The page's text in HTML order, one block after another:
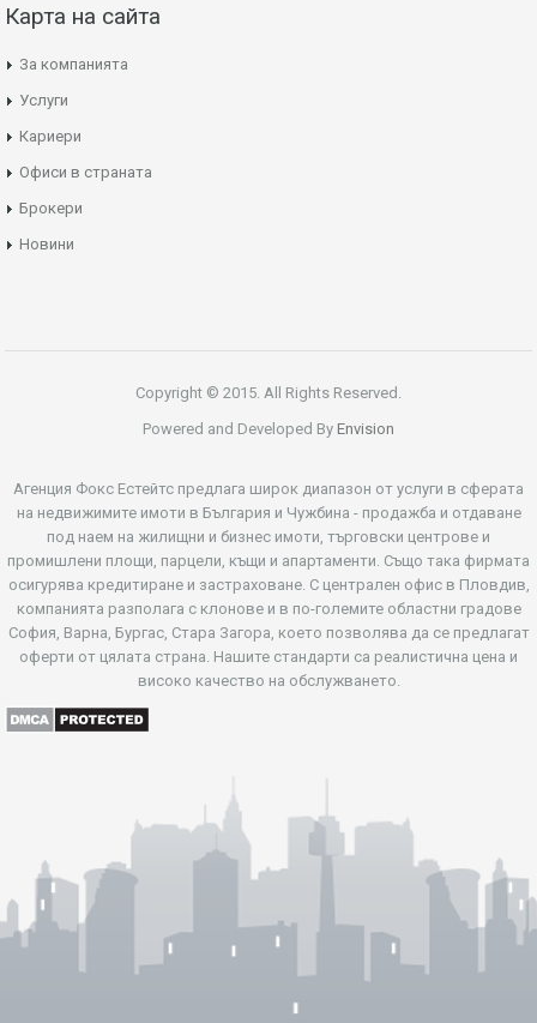
Карта на сайта
За компанията
Услуги
Кариери
Офиси в страната
Брокери
Новини
Copyright © 2015. All Rights Reserved.
Powered and Developed By Envision
Агенция Фокс Естейтс предлага широк диапазон от услуги в сферата
на недвижимите имоти в България и Чужбина - продажба и отдаване
под наем на жилищни и бизнес имоти, търговски центрове и
промишлени площи, парцели, къщи и апартаменти. Също така фирмата
осигурява кредитиране и застраховане. С централен офис в Пловдив,
компанията разполага с клонове и в по-големите областни градове
София, Варна, Бургас, Стара Загора, което позволява да се предлагат
оферти от цялата страна. Нашите стандарти са реалистична цена и
високо качество на обслужването.